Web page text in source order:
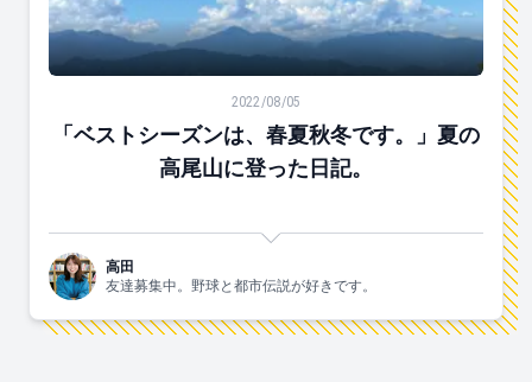
「ベストシーズンは、春夏秋冬です。」夏の高尾山に登
2022/08/05
「ベストシーズンは、春夏秋冬です。」夏の
高尾山に登った日記。
高田
友達募集中。野球と都市伝説が好きです。